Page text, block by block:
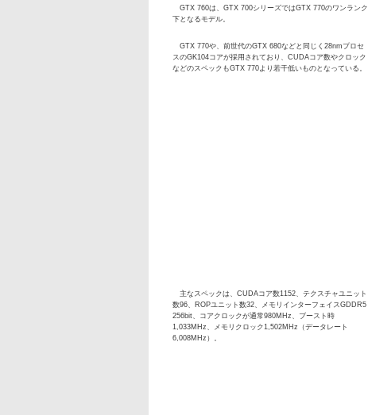
GTX 760は、GTX 700シリーズではGTX 770のワンランク
下となるモデル。
GTX 770や、前世代のGTX 680などと同じく28nmプロセ
スのGK104コアが採用されており、CUDAコア数やクロック
などのスペックもGTX 770より若干低いものとなっている。
主なスペックは、CUDAコア数1152、テクスチャユニット
数96、ROPユニット数32、メモリインターフェイスGDDR5
256bit、コアクロックが通常980MHz、ブースト時
1,033MHz、メモリクロック1,502MHz（データレート
6,008MHz）。